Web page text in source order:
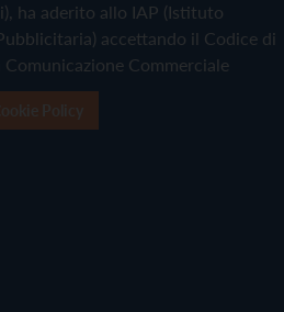
ha aderito allo IAP (Istituto
accettando il Codice di
Commerciale